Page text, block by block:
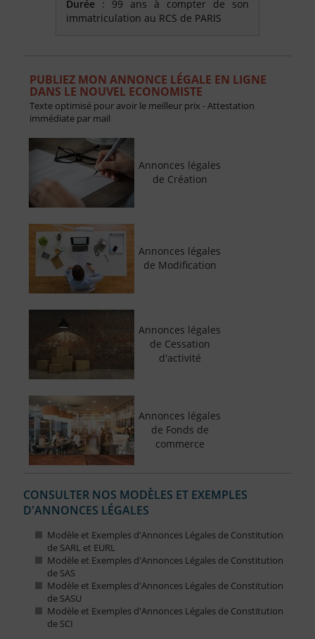
Durée : 99 ans à compter de son
immatriculation au RCS de PARIS
PUBLIEZ MON ANNONCE LÉGALE EN LIGNE
DANS LE NOUVEL ECONOMISTE
Texte optimisé pour avoir le meilleur prix - Attestation
immédiate par mail
Annonces légales
de Création
Annonces légales
de Modification
Annonces légales
de Cessation
d'activité
Annonces légales
de Fonds de
commerce
CONSULTER NOS MODÈLES ET EXEMPLES
D'ANNONCES LÉGALES
Modèle et Exemples d'Annonces Légales de Constitution
de SARL et EURL
Modèle et Exemples d'Annonces Légales de Constitution
de SAS
Modèle et Exemples d'Annonces Légales de Constitution
de SASU
Modèle et Exemples d'Annonces Légales de Constitution
de SCI